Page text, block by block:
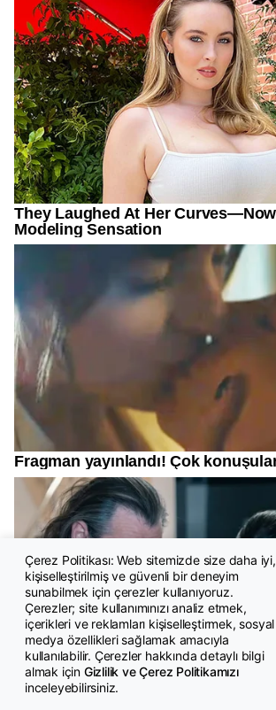
Çerez Politikası: Web sitemizde size daha iyi,
kişiselleştirilmiş ve güvenli bir deneyim
sunabilmek için çerezler kullanıyoruz.
Çerezler; site kullanımınızı analiz etmek,
içerikleri ve reklamları kişiselleştirmek, sosyal
medya özellikleri sağlamak amacıyla
kullanılabilir. Çerezler hakkında detaylı bilgi
almak için Gizlilik ve Çerez Politikamızı
inceleyebilirsiniz.